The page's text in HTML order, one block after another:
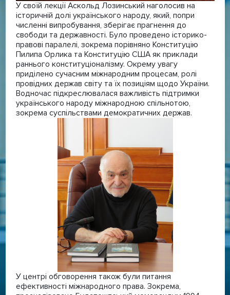
У своїй лекції Аскольд Лозинський наголосив на
історичній долі українського народу, який, попри
численні випробування, зберігає прагнення до
свободи та державності. Було проведено історико-
правові паралелі, зокрема порівняно Конституцію
Пилипа Орлика та Конституцію США як приклади
раннього конституціоналізму. Окрему увагу
приділено сучасним міжнародним процесам, ролі
провідних держав світу та їх позиціям щодо України.
Водночас підкреслювалася важливість підтримки
українського народу міжнародною спільнотою,
зокрема суспільствами демократичних держав.
У центрі обговорення також були питання
ефективності міжнародного права. Зокрема,